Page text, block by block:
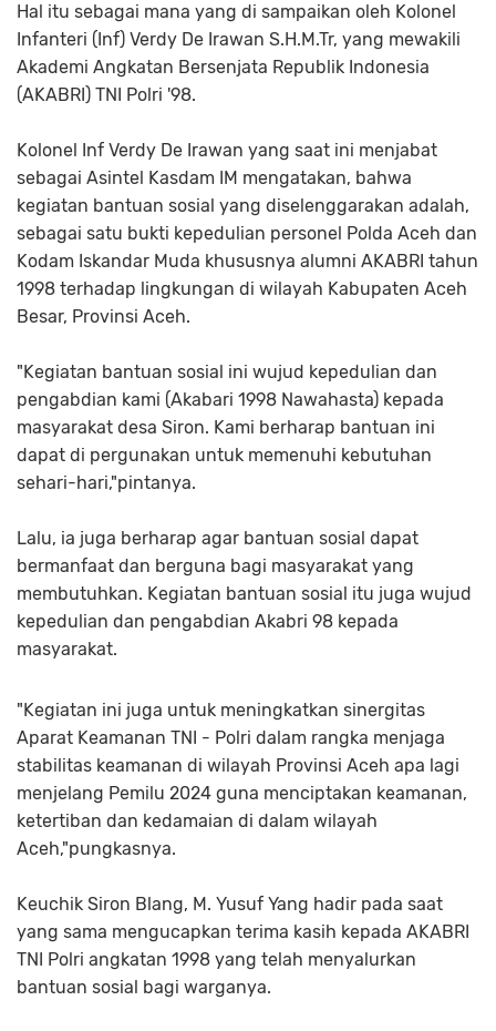
Hal itu sebagai mana yang di sampaikan oleh Kolonel
Infanteri (Inf) Verdy De Irawan S.H.M.Tr, yang mewakili
Akademi Angkatan Bersenjata Republik Indonesia
(AKABRI) TNI Polri '98.
Kolonel Inf Verdy De Irawan yang saat ini menjabat
sebagai Asintel Kasdam IM mengatakan, bahwa
kegiatan bantuan sosial yang diselenggarakan adalah,
sebagai satu bukti kepedulian personel Polda Aceh dan
Kodam Iskandar Muda khususnya alumni AKABRI tahun
1998 terhadap lingkungan di wilayah Kabupaten Aceh
Besar, Provinsi Aceh.
"Kegiatan bantuan sosial ini wujud kepedulian dan
pengabdian kami (Akabari 1998 Nawahasta) kepada
masyarakat desa Siron. Kami berharap bantuan ini
dapat di pergunakan untuk memenuhi kebutuhan
sehari-hari,"pintanya.
Lalu, ia juga berharap agar bantuan sosial dapat
bermanfaat dan berguna bagi masyarakat yang
membutuhkan. Kegiatan bantuan sosial itu juga wujud
kepedulian dan pengabdian Akabri 98 kepada
masyarakat.
"Kegiatan ini juga untuk meningkatkan sinergitas
Aparat Keamanan TNI - Polri dalam rangka menjaga
stabilitas keamanan di wilayah Provinsi Aceh apa lagi
menjelang Pemilu 2024 guna menciptakan keamanan,
ketertiban dan kedamaian di dalam wilayah
Aceh,"pungkasnya.
Keuchik Siron Blang, M. Yusuf Yang hadir pada saat
yang sama mengucapkan terima kasih kepada AKABRI
TNI Polri angkatan 1998 yang telah menyalurkan
bantuan sosial bagi warganya.